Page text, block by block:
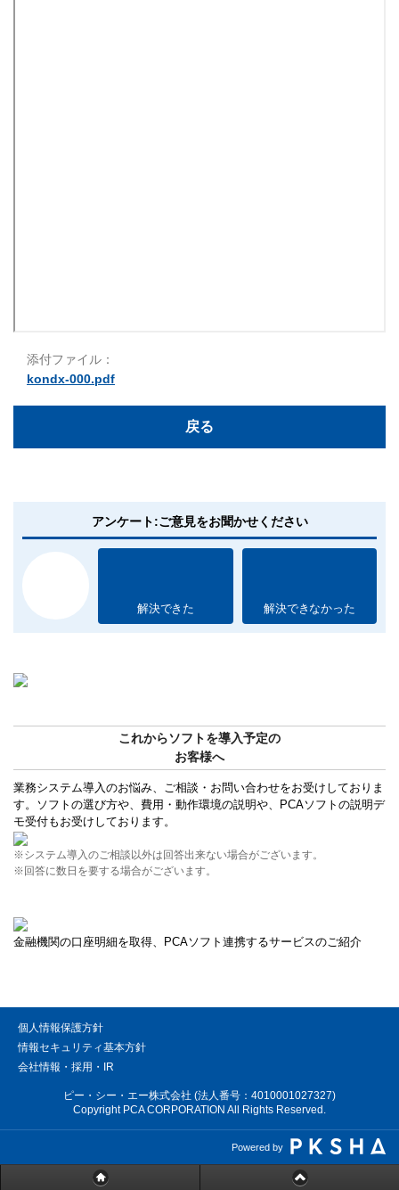
添付ファイル：
kondx-000.pdf
戻る
アンケート:ご意見をお聞かせください
解決できた 解決できなかった
これからソフトを導入予定の
お客様へ
業務システム導入のお悩み、ご相談・お問い合わせをお受けしておりま
す。ソフトの選び方や、費用・動作環境の説明や、PCAソフトの説明デ
モ受付もお受けしております。
※システム導入のご相談以外は回答出来ない場合がございます。
※回答に数日を要する場合がございます。
金融機関の口座明細を取得、PCAソフト連携するサービスのご紹介
個人情報保護方針
情報セキュリティ基本方針
会社情報・採用・IR
ピー・シー・エー株式会社 (法人番号：4010001027327)
Copyright PCA CORPORATION All Rights Reserved.
Powered by